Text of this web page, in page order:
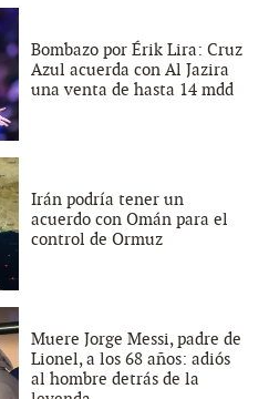
Bombazo por Érik Lira: Cruz
Azul acuerda con Al Jazira
una venta de hasta 14 mdd
Irán podría tener un
acuerdo con Omán para el
control de Ormuz
Muere Jorge Messi, padre de
Lionel, a los 68 años: adiós
al hombre detrás de la